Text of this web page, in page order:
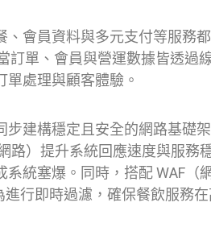
會員資料與多元支付等服務
單、會員與營運數據皆透過
處理與顧客體驗。
建構穩定且安全的網路基礎
路）提升系統回應速度與服務
統塞爆。同時，搭配 WAF（
行即時過濾，確保餐飲服務